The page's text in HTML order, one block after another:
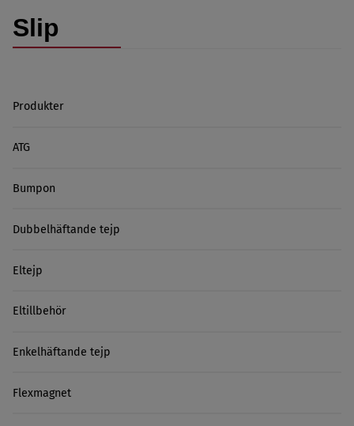
Produkter
ATG
Bumpon
Dubbelhäftande tejp
Eltejp
Eltillbehör
Enkelhäftande tejp
Flexmagnet
Slip